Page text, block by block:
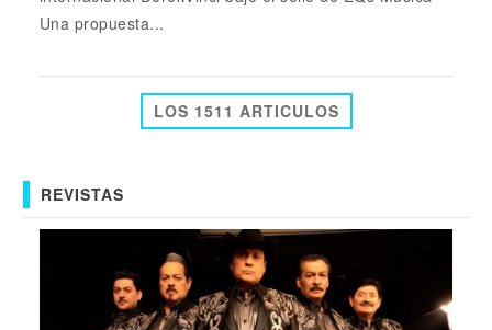
Una propuesta...
LOS 1511 ARTICULOS
REVISTAS